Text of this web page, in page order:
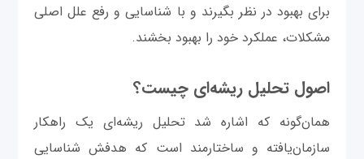
برای بهبود در نظر بگیرند و با شناسایی و رفع علل اصلی
مشکلات، عملکرد خود را بهبود بخشند.
اصول تحلیل ریشه‌ای چیست؟
همان‌گونه که اشاره شد تحلیل ریشه‌ای یک راهکار
سازمان‌یافته و ساختارمند است که هدفش شناسایی